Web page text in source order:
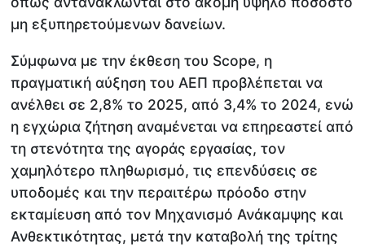
μη εξυπηρετούμενων δανείων.
Σύμφωνα με την έκθεση του Scope, η
πραγματική αύξηση του ΑΕΠ προβλέπεται να
ανέλθει σε 2,8% το 2025, από 3,4% το 2024, ενώ
η εγχώρια ζήτηση αναμένεται να επηρεαστεί από
τη στενότητα της αγοράς εργασίας, τον
χαμηλότερο πληθωρισμό, τις επενδύσεις σε
υποδομές και την περαιτέρω πρόοδο στην
εκταμίευση από τον Μηχανισμό Ανάκαμψης και
Ανθεκτικότητας, μετά την καταβολή της τρίτης